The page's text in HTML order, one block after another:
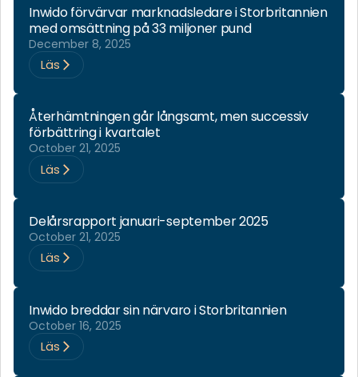
Inwido förvärvar marknadsledare i Storbritannien
med omsättning på 33 miljoner pund
December 8, 2025
Läs
Återhämtningen går långsamt, men successiv
förbättring i kvartalet
October 21, 2025
Läs
Delårsrapport januari-september 2025
October 21, 2025
Läs
Inwido breddar sin närvaro i Storbritannien
October 16, 2025
Läs